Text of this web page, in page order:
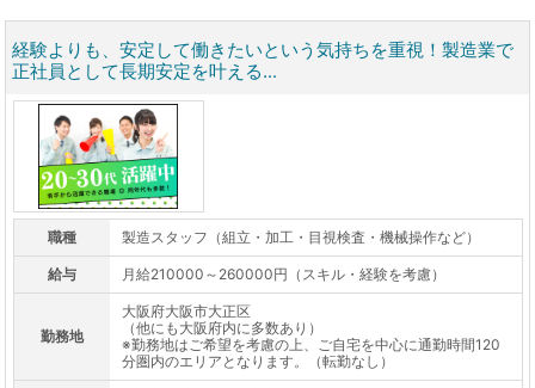
経験よりも、安定して働きたいという気持ちを重視！製造業で
正社員として長期安定を叶える...
職種 製造スタッフ（組立・加工・目視検査・機械操作など）
給与 月給210000～260000円（スキル・経験を考慮）
勤務地
大阪府大阪市大正区
（他にも大阪府内に多数あり）
※勤務地はご希望を考慮の上、ご自宅を中心に通勤時間120
分圏内のエリアとなります。（転勤なし）